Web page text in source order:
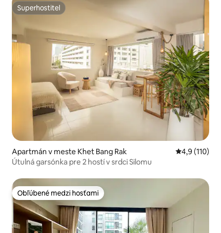
Superhostiteľ
Superhostiteľ
Apartmán v meste Khet Bang Rak Priemerné
4,9 (110)
Útulná garsónka pre 2 hostí v srdci Silomu
Obľúbené medzi hosťami
Obľúbené medzi hosťami